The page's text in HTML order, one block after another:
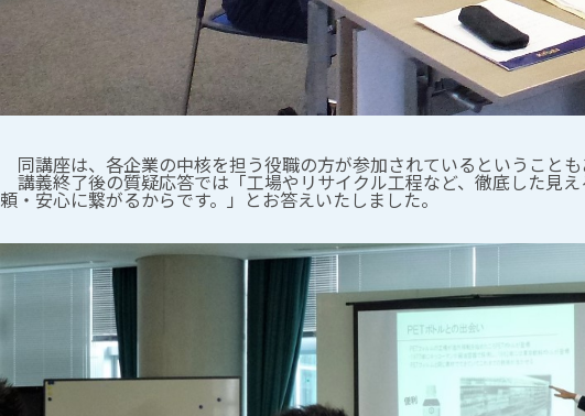
同講座は、各企業の中核を担う役職の方が参加されているということ
講義終了後の質疑応答では「工場やリサイクル工程など、徹底した見
頼・安心に繋がるからです。」とお答えいたしました。